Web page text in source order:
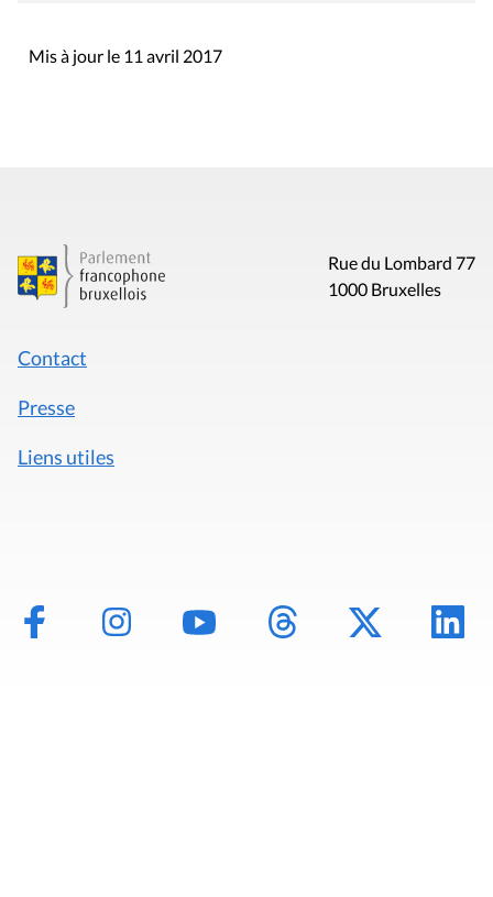
Mis à jour le 11 avril 2017
Rue du Lombard 77
1000 Bruxelles
Contact
Presse
Liens utiles